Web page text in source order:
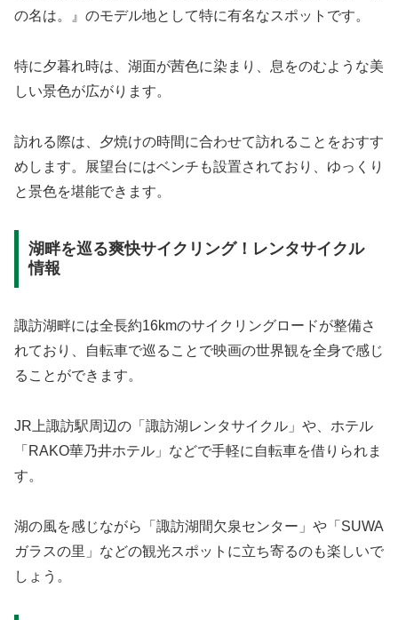
の名は。』のモデル地として特に有名なスポットです。
特に夕暮れ時は、湖面が茜色に染まり、息をのむような美
しい景色が広がります。
訪れる際は、夕焼けの時間に合わせて訪れることをおすす
めします。展望台にはベンチも設置されており、ゆっくり
と景色を堪能できます。
湖畔を巡る爽快サイクリング！レンタサイクル
情報
諏訪湖畔には全長約16kmのサイクリングロードが整備さ
れており、自転車で巡ることで映画の世界観を全身で感じ
ることができます。
JR上諏訪駅周辺の「諏訪湖レンタサイクル」や、ホテル
「RAKO華乃井ホテル」などで手軽に自転車を借りられま
す。
湖の風を感じながら「諏訪湖間欠泉センター」や「SUWA
ガラスの里」などの観光スポットに立ち寄るのも楽しいで
しょう。